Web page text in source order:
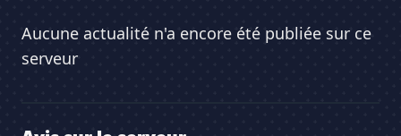
Aucune actualité n'a encore été publiée sur ce
serveur